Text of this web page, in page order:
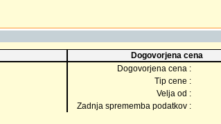
Dogovorjena cena
Dogovorjena cena :
Tip cene :
Velja od :
Zadnja sprememba podatkov :